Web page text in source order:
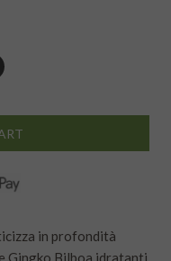
in profondità
Gingko Bilboa,idratanti